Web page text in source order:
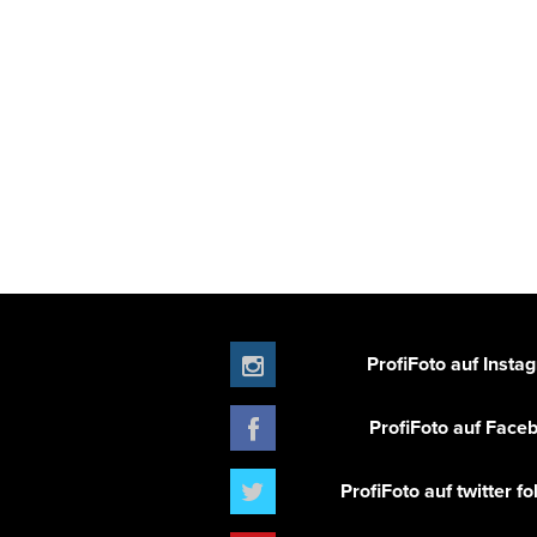
ProfiFoto auf
ProfiFoto auf
ProfiFoto auf twitter